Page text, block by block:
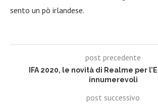
sento un pò irlandese.
post precedente
IFA 2020, le novità di Realme per
innumerevoli
post successivo